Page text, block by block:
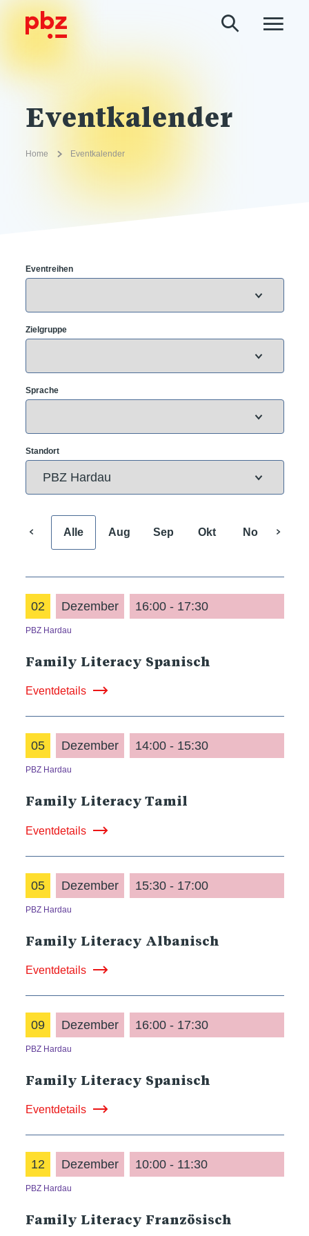
Eventkalender
Home Eventkalender
Eventreihen
Zielgruppe
Sprache
Standort
Alle Aug Sep Okt Nov
02 Dezember 16:00 - 17:30
PBZ Hardau
Family Literacy Spanisch
Eventdetails
05 Dezember 14:00 - 15:30
PBZ Hardau
Family Literacy Tamil
Eventdetails
05 Dezember 15:30 - 17:00
PBZ Hardau
Family Literacy Albanisch
Eventdetails
09 Dezember 16:00 - 17:30
PBZ Hardau
Family Literacy Spanisch
Eventdetails
12 Dezember 10:00 - 11:30
PBZ Hardau
Family Literacy Französisch